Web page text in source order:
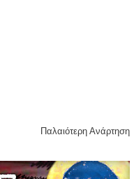
Παλαιότερη Ανάρτηση